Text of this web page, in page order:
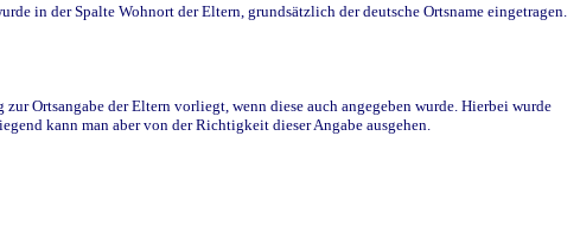
in der Spalte Wohnort der Eltern, grundsätzlich der deutsche Ortsname eingetragen.
Ortsangabe der Eltern vorliegt, wenn diese auch angegeben wurde. Hierbei wurde
kann man aber von der Richtigkeit dieser Angabe ausgehen.